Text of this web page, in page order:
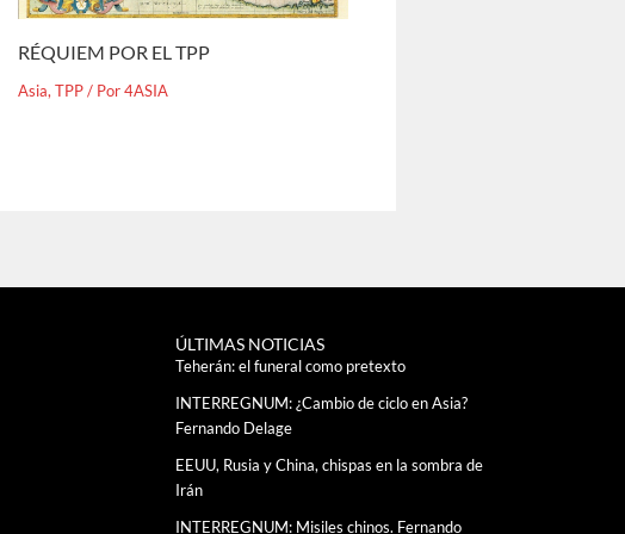
RÉQUIEM POR EL TPP
Asia,TPP/ Por4ASIA
ÚLTIMAS NOTICIAS
Teherán: el funeral como pretexto
INTERREGNUM: ¿Cambio de ciclo en Asia?
Fernando Delage
EEUU, Rusia y China, chispas en la sombra de
Irán
INTERREGNUM: Misiles chinos. Fernando